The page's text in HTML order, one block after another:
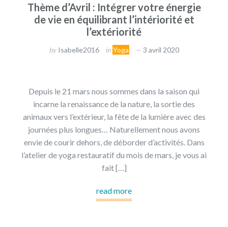
Thème d’Avril : Intégrer votre énergie
de vie en équilibrant l’intériorité et
l’extériorité
by Isabelle2016 in Yoga 3 avril 2020
Depuis le 21 mars nous sommes dans la saison qui
incarne la renaissance de la nature, la sortie des
animaux vers l’extérieur, la fête de la lumière avec des
journées plus longues… Naturellement nous avons
envie de courir dehors, de déborder d’activités. Dans
l’atelier de yoga restauratif du mois de mars, je vous ai
fait […]
read more